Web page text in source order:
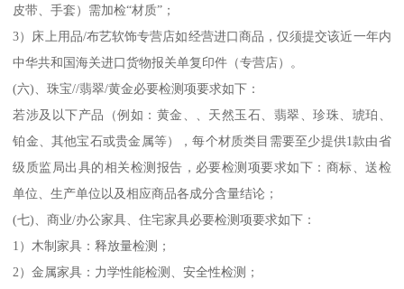
皮带、手套）需加检“材质”；
3）床上用品/布艺软饰专营店如经营进口商品，仅须提交该近一年内
中华共和国海关进口货物报关单复印件（专营店）。
(六)、珠宝//翡翠/黄金必要检测项要求如下：
若涉及以下产品（例如：黄金、、天然玉石、翡翠、珍珠、琥珀、
铂金、其他宝石或贵金属等），每个材质类目需要至少提供1款由省
级质监局出具的相关检测报告，必要检测项要求如下：商标、送检
单位、生产单位以及相应商品各成分含量结论；
(七)、商业/办公家具、住宅家具必要检测项要求如下：
1）木制家具：释放量检测；
2）金属家具：力学性能检测、安全性检测；